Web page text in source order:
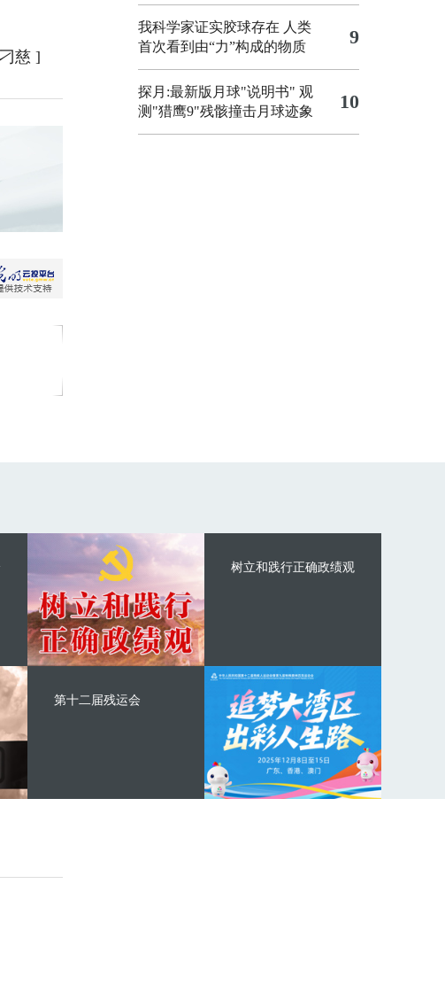
慈]
我科学家证实胶球存在 人类
首次看到由“力”构成的物质
9
探月:最新版月球"说明书" 观
测"猎鹰9"残骸撞击月球迹象
10
树立和践行正确政绩观
第十二届残运会